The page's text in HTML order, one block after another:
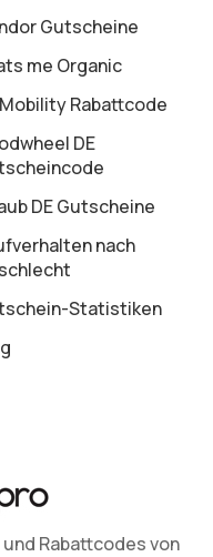
Gutscheine
me Organic
Rabattcode
DE
DE Gutscheine
nach
Statistiken
Rabattcodes von